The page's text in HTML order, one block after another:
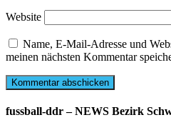
Website
Name, E-Mail-Adresse und
meinen nächsten Kommentar
fussball-ddr – NEWS Bezirk